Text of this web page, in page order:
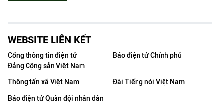
WEBSITE LIÊN KẾT
Cổng thông tin điện tử
Đảng Cộng sản Việt Nam
Báo điện tử Chính phủ
Thông tấn xã Việt Nam
Đài Tiếng nói Việt Nam
Báo điện tử Quân đội nhân dân